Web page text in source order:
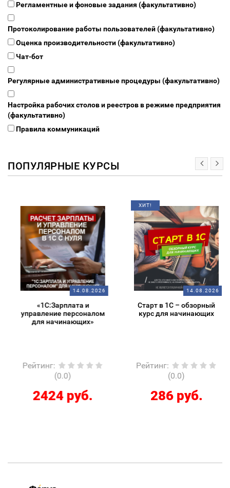
Регламентные и фоновые задания (факультативно)
Протоколирование работы пользователей (факультативно)
Оценка производительности (факультативно)
Чат-бот
Регулярные административные процедуры (факультативно)
Настройка рабочих столов и реестров в режиме предприятия
(факультативно)
Правила коммуникаций
ПОПУЛЯРНЫЕ КУРСЫ
14.08.2026
«1С:Зарплата и
управление персоналом
для начинающих»
Рейтинг:
(0.0)
2424 руб.
ХИТ!
14.08.2026
Старт в 1С – обзорный
курс для начинающих
Рейтинг:
(0.0)
286 руб.